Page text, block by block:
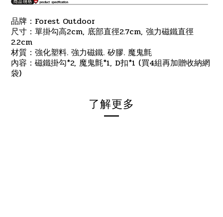
品牌： Forest Outdoor
尺寸：單掛勾高2cm, 底部直徑2.7cm, 強力磁鐵直徑
2.2cm
材質：強化塑料. 強力磁鐵. 矽膠. 魔鬼氈
內容：磁鐵掛勾*2, 魔鬼氈*1, D扣*1 (買4組再加贈收納網
袋)
了解更多